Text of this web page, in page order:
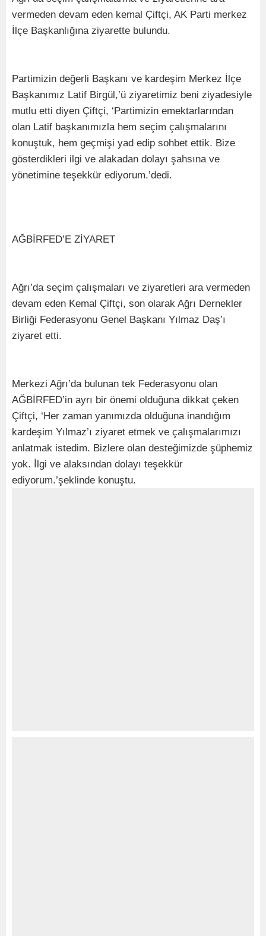
vermeden devam eden kemal Çiftçi, AK Parti merkez
İlçe Başkanlığına ziyarette bulundu.
Partimizin değerli Başkanı ve kardeşim Merkez İlçe
Başkanımız Latif Birgül,’ü ziyaretimiz beni ziyadesiyle
mutlu etti diyen Çiftçi, ‘Partimizin emektarlarından
olan Latif başkanımızla hem seçim çalışmalarını
konuştuk, hem geçmişi yad edip sohbet ettik. Bize
gösterdikleri ilgi ve alakadan dolayı şahsına ve
yönetimine teşekkür ediyorum.’dedi.
AĞBİRFED’E ZİYARET
Ağrı’da seçim çalışmaları ve ziyaretleri ara vermeden
devam eden Kemal Çiftçi, son olarak Ağrı Dernekler
Birliği Federasyonu Genel Başkanı Yılmaz Daş’ı
ziyaret etti.
Merkezi Ağrı’da bulunan tek Federasyonu olan
AĞBİRFED’in ayrı bir önemi olduğuna dikkat çeken
Çiftçi, ‘Her zaman yanımızda olduğuna inandığım
kardeşim Yılmaz’ı ziyaret etmek ve çalışmalarımızı
anlatmak istedim. Bizlere olan desteğimizde şüphemiz
yok. İlgi ve alaksından dolayı teşekkür
ediyorum.’şeklinde konuştu.